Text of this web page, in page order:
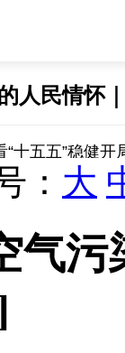
： 大
气污